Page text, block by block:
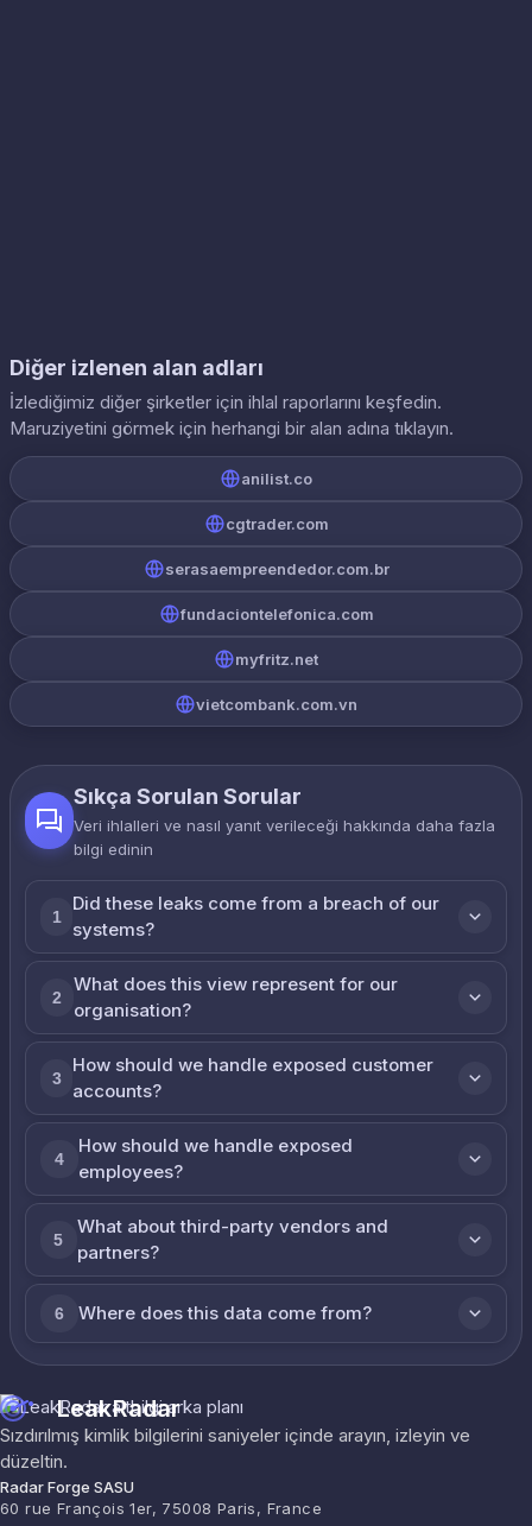
Diğer izlenen alan adları
İzlediğimiz diğer şirketler için ihlal raporlarını keşfedin.
Maruziyetini görmek için herhangi bir alan adına tıklayın.
anilist.co
cgtrader.com
serasaempreendedor.com.br
fundaciontelefonica.com
myfritz.net
vietcombank.com.vn
Sıkça Sorulan Sorular
Veri ihlalleri ve nasıl yanıt verileceği hakkında daha fazla
bilgi edinin
1
Did these leaks come from a breach of our
systems?
2
What does this view represent for our
organisation?
3
How should we handle exposed customer
accounts?
4
How should we handle exposed
employees?
5
What about third-party vendors and
partners?
6 Where does this data come from?
LeakRadar
Sızdırılmış kimlik bilgilerini saniyeler içinde arayın, izleyin ve
düzeltin.
Radar Forge SASU
60 rue François 1er, 75008 Paris, France